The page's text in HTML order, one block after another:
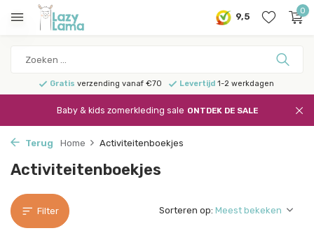
9,5
0
Gratis verzending vanaf €70 Levertijd1-2 werkdagen
Baby & kids zomerkleding sale ONTDEK DE SALE
Terug Home Activiteitenboekjes
Activiteitenboekjes
Filter Sorteren op: